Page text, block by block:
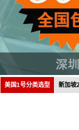
美国1号分类选型 新加坡